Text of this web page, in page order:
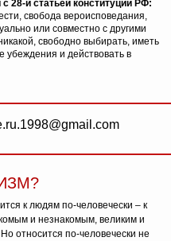
28-й статьей конституции РФ:
свобода вероисповедания,
или совместно с другими
свободно выбирать, иметь
убеждения и действовать в
к людям по-человечески – к
и незнакомым, великим и
относится по-человечески не